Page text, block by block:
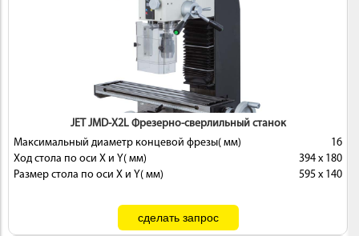
JET JMD-X2L Фрезерно-сверлильный станок
Максимальный диаметр концевой фрезы( мм)
16
Ход стола по оси X и Y( мм)
394 x 180
Размер стола по оси X и Y( мм)
595 x 140